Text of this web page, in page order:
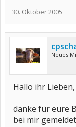
30. Oktober 2005
Neues
Hallo ihr Lieben,
danke für eure
bei mir